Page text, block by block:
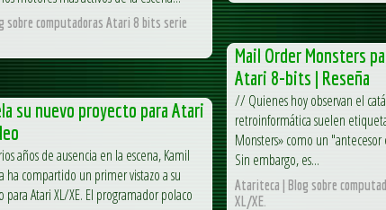
sobre computadoras Atari 8 bits serie
Mail Order Monsters
Atari 8-bits | Reseña
// Quienes hoy observan el
retroinformática suelen
Monsters» como un
Sin embargo, es...
Atariteca | Blog sobre
XL/XE.
su nuevo proyecto para Atari
años de ausencia en la escena, Kamil
ha compartido un primer vistazo a su
para Atari XL/XE. El programador polaco